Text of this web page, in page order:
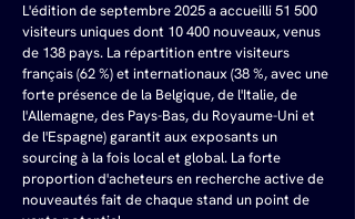
L'édition de septembre 2025 a accueilli 51 500
visiteurs uniques dont 10 400 nouveaux, venus
de 138 pays. La répartition entre visiteurs
français (62 %) et internationaux (38 %, avec une
forte présence de la Belgique, de l'Italie, de
l'Allemagne, des Pays-Bas, du Royaume-Uni et
de l'Espagne) garantit aux exposants un
sourcing à la fois local et global. La forte
proportion d'acheteurs en recherche active de
nouveautés fait de chaque stand un point de